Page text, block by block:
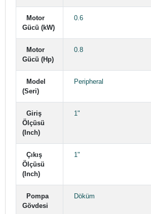
Motor
Gücü (kW)
0.6
Motor
Gücü (Hp)
0.8
Model
(Seri)
Peripheral
Giriş
Ölçüsü
(Inch)
1"
Çıkış
Ölçüsü
(Inch)
1"
Pompa
Gövdesi
Döküm